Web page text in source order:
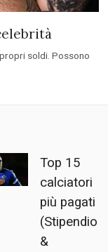
soldi. Possono
Top 15
calciatori
più pagati
(Stipendio
&